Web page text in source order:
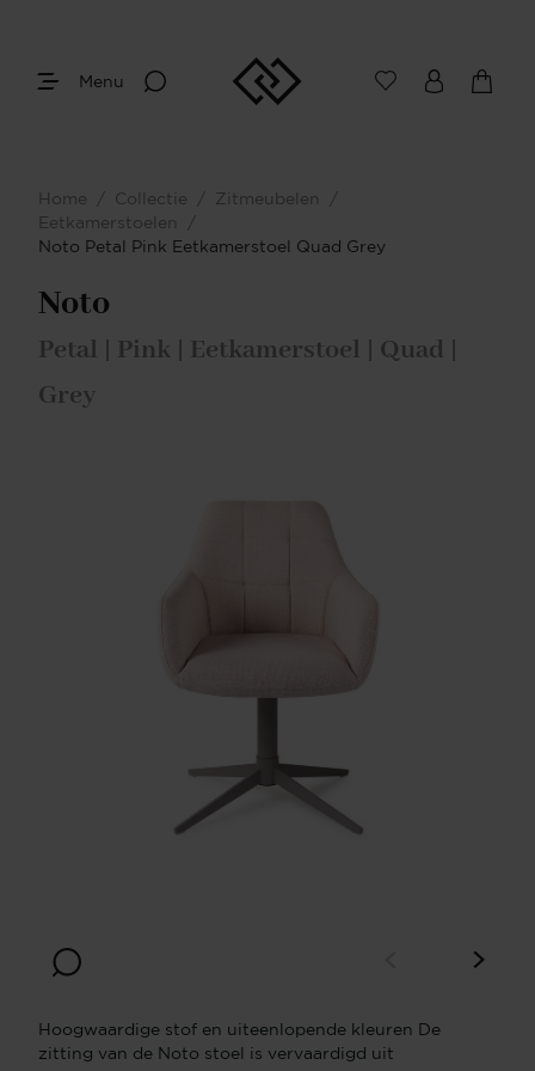
Menu
Home / Collectie / Zitmeubelen
/
Eetkamerstoelen
/
Noto Petal Pink Eetkamerstoel Quad Grey
Noto
Petal | Pink | Eetkamerstoel | Quad |
Grey
Hoogwaardige stof en uiteenlopende kleuren De
zitting van de Noto stoel is vervaardigd uit